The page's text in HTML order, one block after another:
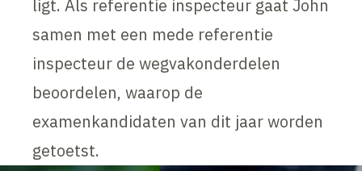
ligt. Als referentie inspecteur gaat John
samen met een mede referentie
inspecteur de wegvakonderdelen
beoordelen, waarop de
examenkandidaten van dit jaar worden
getoetst.